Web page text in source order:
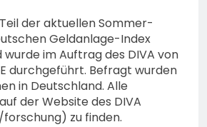
der aktuellen Sommer-
Geldanlage-Index
wurde im Auftrag des DIVA von
durchgeführt. Befragt wurden
in Deutschland. Alle
der Website des DIVA
zu finden.